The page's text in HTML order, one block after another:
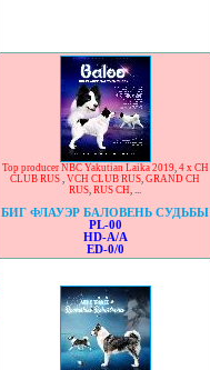
Top producer NBC Yakutian Laika 2019, 4 x CH
CLUB RUS , VCH CLUB RUS, GRAND CH
RUS, RUS CH, ...
БИГ ФЛАУЭР БАЛОВЕНЬ СУДЬБЫ
PL-00
HD-A/A
ED-0/0